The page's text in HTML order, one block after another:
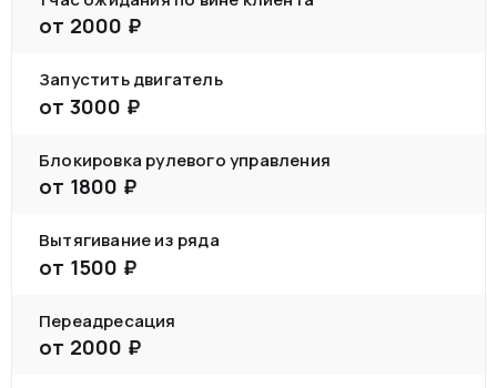
от 2000 ₽
Запустить двигатель
от 3000 ₽
Блокировка рулевого управления
от 1800 ₽
Вытягивание из ряда
от 1500 ₽
Переадресация
от 2000 ₽